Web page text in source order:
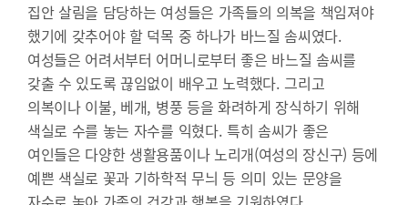
집안 살림을 담당하는 여성들은 가족들의 의복을 책임져야
했기에 갖추어야 할 덕목 중 하나가 바느질 솜씨였다.
여성들은 어려서부터 어머니로부터 좋은 바느질 솜씨를
갖출 수 있도록 끊임없이 배우고 노력했다. 그리고
의복이나 이불, 베개, 병풍 등을 화려하게 장식하기 위해
색실로 수를 놓는 자수를 익혔다. 특히 솜씨가 좋은
여인들은 다양한 생활용품이나 노리개(여성의 장신구) 등에
예쁜 색실로 꽃과 기하학적 무늬 등 의미 있는 문양을